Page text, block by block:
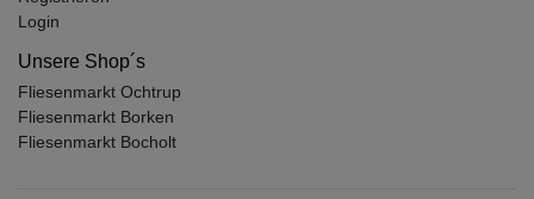
Login
Unsere Shop´s
Fliesenmarkt Ochtrup
Fliesenmarkt Borken
Fliesenmarkt Bocholt